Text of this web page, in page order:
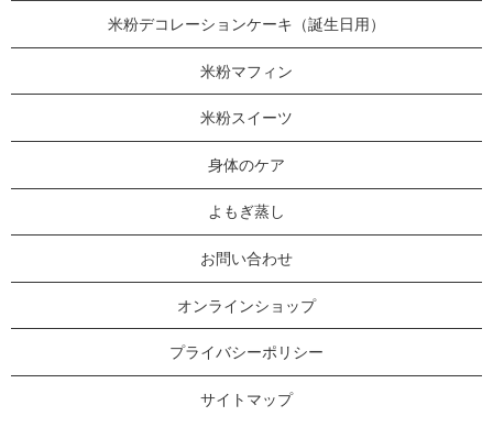
米粉デコレーションケーキ（誕生日用）
米粉マフィン
米粉スイーツ
身体のケア
よもぎ蒸し
お問い合わせ
オンラインショップ
プライバシーポリシー
サイトマップ